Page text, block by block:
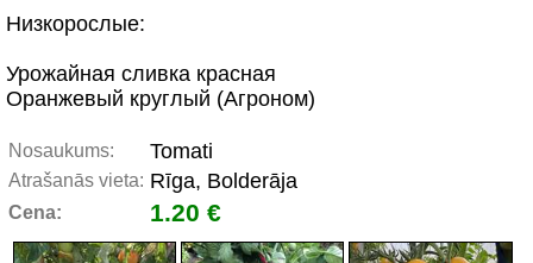
Низкорослые:
Урожайная сливка красная
Оранжевый круглый (Агроном)
Nosaukums: Tomati
Atrašanās vieta: Rīga, Bolderāja
Cena: 1.20 €